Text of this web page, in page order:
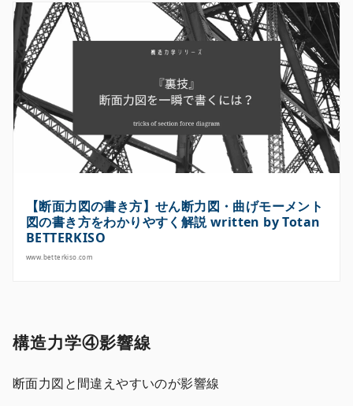
【断面力図の書き方】せん断力図・曲げモーメント
図の書き方をわかりやすく解説 written by Totan
BETTERKISO
www.betterkiso.com
構造力学④影響線
断面力図と間違えやすいのが影響線